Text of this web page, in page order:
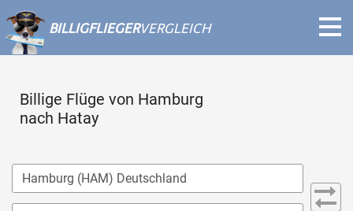
BILLIGFLIEGERVERGLEICH
Billige Flüge von Hamburg
nach Hatay